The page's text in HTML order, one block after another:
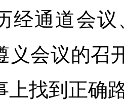
经通道会
义会议的召
上找到正确